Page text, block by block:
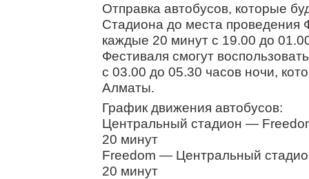
Отправка автобусов, которые
Стадиона до места проведения
каждые 20 минут с 19.00 до
Фестиваля смогут
с 03.00 до 05.30 часов ночи,
Алматы.
График движения автобусов:
Центральный стадион —
20 минут
Freedom — Центральный
20 минут